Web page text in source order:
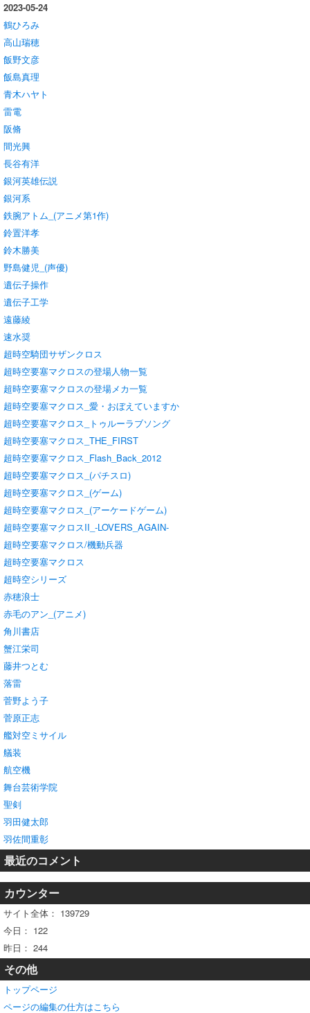
2023-05-24
鶴ひろみ
高山瑞穂
飯野文彦
飯島真理
青木ハヤト
雷電
阪脩
間光興
長谷有洋
銀河英雄伝説
銀河系
鉄腕アトム_(アニメ第1作)
鈴置洋孝
鈴木勝美
野島健児_(声優)
遺伝子操作
遺伝子工学
遠藤綾
速水奨
超時空騎団サザンクロス
超時空要塞マクロスの登場人物一覧
超時空要塞マクロスの登場メカ一覧
超時空要塞マクロス_愛・おぼえていますか
超時空要塞マクロス_トゥルーラブソング
超時空要塞マクロス_THE_FIRST
超時空要塞マクロス_Flash_Back_2012
超時空要塞マクロス_(パチスロ)
超時空要塞マクロス_(ゲーム)
超時空要塞マクロス_(アーケードゲーム)
超時空要塞マクロスII_-LOVERS_AGAIN-
超時空要塞マクロス/機動兵器
超時空要塞マクロス
超時空シリーズ
赤穂浪士
赤毛のアン_(アニメ)
角川書店
蟹江栄司
藤井つとむ
落雷
菅野よう子
菅原正志
艦対空ミサイル
艤装
航空機
舞台芸術学院
聖剣
羽田健太郎
羽佐間重彰
最近のコメント
カウンター
サイト全体： 139729
今日： 122
昨日： 244
その他
トップページ
ページの編集の仕方はこちら